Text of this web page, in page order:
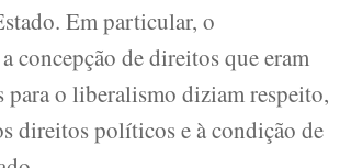
Em particular, o
concepção de direitos que eram
para o liberalismo diziam respeito,
direitos políticos e à condição de